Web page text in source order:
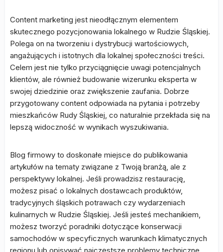
Content marketing jest nieodłącznym elementem
skutecznego pozycjonowania lokalnego w Rudzie Śląskiej.
Polega on na tworzeniu i dystrybucji wartościowych,
angażujących i istotnych dla lokalnej społeczności treści.
Celem jest nie tylko przyciągnięcie uwagi potencjalnych
klientów, ale również budowanie wizerunku eksperta w
swojej dziedzinie oraz zwiększenie zaufania. Dobrze
przygotowany content odpowiada na pytania i potrzeby
mieszkańców Rudy Śląskiej, co naturalnie przekłada się na
lepszą widoczność w wynikach wyszukiwania.
Blog firmowy to doskonałe miejsce do publikowania
artykułów na tematy związane z Twoją branżą, ale z
perspektywy lokalnej. Jeśli prowadzisz restaurację,
możesz pisać o lokalnych dostawcach produktów,
tradycyjnych śląskich potrawach czy wydarzeniach
kulinarnych w Rudzie Śląskiej. Jeśli jesteś mechanikiem,
możesz tworzyć poradniki dotyczące konserwacji
samochodów w specyficznych warunkach klimatycznych